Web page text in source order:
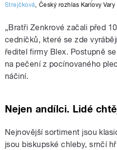
Strejčková, Český rozhlas Karlovy Vary
„Bratři Zenkrové začali před
cedníčků, které se zde
ředitel firmy Blex. Postupně
na pečení z pocínovaného
náčiní.
Nejen andílci. Lidé
Nejnovější sortiment jsou
jsou biskupské chleby, srnčí